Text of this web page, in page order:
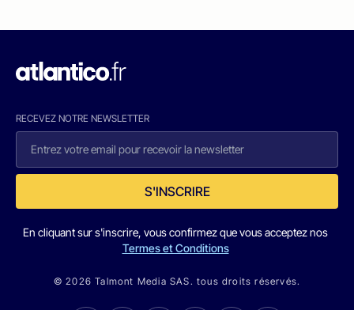
RECEVEZ NOTRE NEWSLETTER
S'INSCRIRE
En cliquant sur s'inscrire, vous confirmez que vous acceptez nos
Termes et Conditions
© 2026 Talmont Media SAS. tous droits réservés.